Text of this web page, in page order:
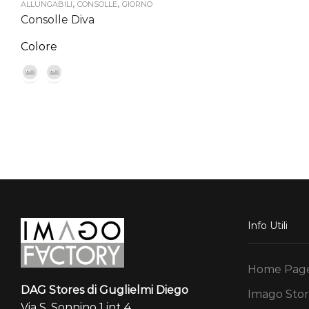
ALLUNGABILI, CONSOLLE, GIORNO
Consolle Diva
Colore
DAG Stores di Guglielmi Diego
Info Utili
Home
Imago